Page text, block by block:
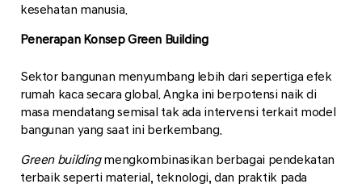
kesehatan manusia.
Penerapan Konsep Green Building
Sektor bangunan menyumbang lebih dari sepertiga efek
rumah kaca secara global. Angka ini berpotensi naik di
masa mendatang semisal tak ada intervensi terkait model
bangunan yang saat ini berkembang.
Green buildingmengkombinasikan berbagai pendekatan
terbaik seperti material, teknologi, dan praktik pada